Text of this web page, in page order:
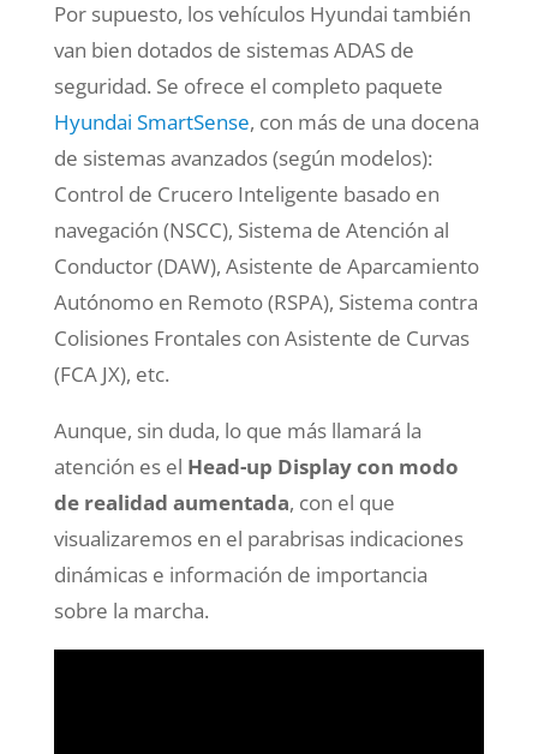
Por supuesto, los vehículos Hyundai también
van bien dotados de sistemas ADAS de
seguridad. Se ofrece el completo paquete
Hyundai SmartSense, con más de una docena
de sistemas avanzados (según modelos):
Control de Crucero Inteligente basado en
navegación (NSCC), Sistema de Atención al
Conductor (DAW), Asistente de Aparcamiento
Autónomo en Remoto (RSPA), Sistema contra
Colisiones Frontales con Asistente de Curvas
(FCA JX), etc.
Aunque, sin duda, lo que más llamará la
atención es el Head-up Display con modo
de realidad aumentada, con el que
visualizaremos en el parabrisas indicaciones
dinámicas e información de importancia
sobre la marcha.